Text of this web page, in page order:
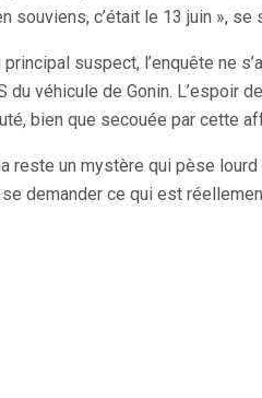
souviens, c’était le 13 juin »,
suspect, l’enquête ne
du véhicule de Gonin. L’espoir
bien que secouée par cette
reste un mystère qui pèse
se demander ce qui est